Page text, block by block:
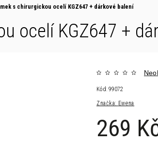
s chirurgickou ocelí KGZ647 + dárkové balení
ocelí KGZ647 +
Značka: Ewena
269
Kód: 99072